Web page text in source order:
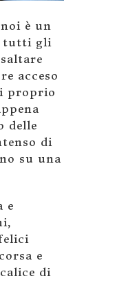
è un
tutti gli
acceso
proprio
delle
di
su una
e
e
di